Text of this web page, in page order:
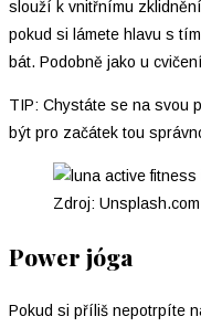
slouží k vnitřnímu
pokud si lámete hlavu s
bát. Podobně jako u
TIP: Chystáte se na svou
být pro začátek tou
Zdroj: Unsplash.com
Power jóga
Pokud si příliš nepotrpíte